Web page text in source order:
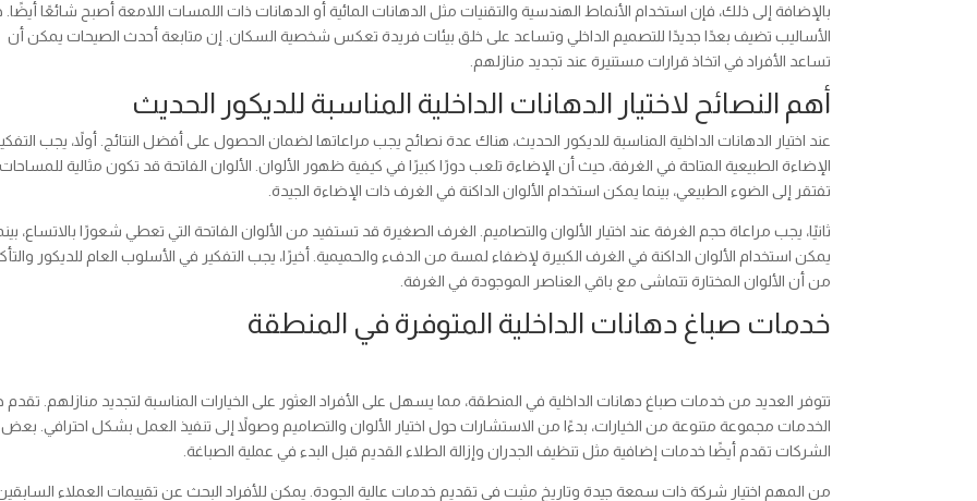
بالإضافة إلى ذلك، فإن استخدام الأنماط الهندسية والتقنيات مثل الدهانات المائية أو الدهانات ذات اللمسات اللامعة أصبح شائعًا
الأساليب تضيف بعدًا جديدًا للتصميم الداخلي وتساعد على خلق بيئات فريدة تعكس شخصية السكان. إن متابعة أحدث الصيحات يمكن أن
تساعد الأفراد في اتخاذ قرارات مستنيرة عند تجديد منازلهم.
أهم النصائح لاختيار الدهانات الداخلية المناسبة للديكور الحديث
عند اختيار الدهانات الداخلية المناسبة للديكور الحديث، هناك عدة نصائح يجب مراعاتها لضمان الحصول على أفضل النتائج. أولاً، يجب
الإضاءة الطبيعية المتاحة في الغرفة، حيث أن الإضاءة تلعب دورًا كبيرًا في كيفية ظهور الألوان. الألوان الفاتحة قد تكون مثالية للمساحات
تفتقر إلى الضوء الطبيعي، بينما يمكن استخدام الألوان الداكنة في الغرف ذات الإضاءة الجيدة.
ثانيًا، يجب مراعاة حجم الغرفة عند اختيار الألوان والتصاميم. الغرف الصغيرة قد تستفيد من الألوان الفاتحة التي تعطي شعورًا بالاتساع،
يمكن استخدام الألوان الداكنة في الغرف الكبيرة لإضفاء لمسة من الدفء والحميمية. أخيرًا، يجب التفكير في الأسلوب العام للديكور
من أن الألوان المختارة تتماشى مع باقي العناصر الموجودة في الغرفة.
خدمات صباغ دهانات الداخلية المتوفرة في المنطقة
تتوفر العديد من خدمات صباغ دهانات الداخلية في المنطقة، مما يسهل على الأفراد العثور على الخيارات المناسبة لتجديد منازلهم.
الخدمات مجموعة متنوعة من الخيارات، بدءًا من الاستشارات حول اختيار الألوان والتصاميم وصولاً إلى تنفيذ العمل بشكل احترافي. بعض
الشركات تقدم أيضًا خدمات إضافية مثل تنظيف الجدران وإزالة الطلاء القديم قبل البدء في عملية الصباغة.
من المهم اختيار شركة ذات سمعة جيدة وتاريخ مثبت في تقديم خدمات عالية الجودة. يمكن للأفراد البحث عن تقييمات العملاء